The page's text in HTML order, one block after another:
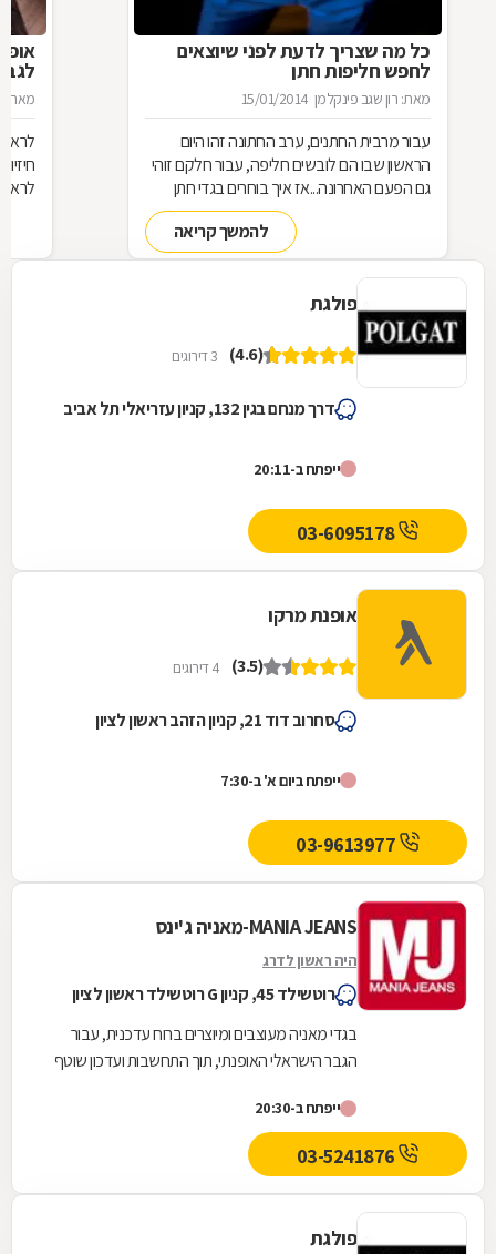
כל מה שצריך לדעת לפני שיוצאים
לחפש חליפות חתן
מאת: רון שגב פינקלמן 15/01/2014
עבור מרבית החתנים, ערב החתונה זהו היום
הראשון שבו הם לובשים חליפה, עבור חלקם זוהי
גם הפעם האחרונה...אז איך בוחרים בגדי חתן
ומהם הדגשים לרכישת חליפה לחתן? כל הפרטים
להמשך קריאה
מאת:
פולגת
(4.6) 3 דירוגים
דרך מנחם בגין 132, קניון עזריאלי תל אביב
ייפתח ב-20:11
03-6095178
אופנת מרקו
(3.5) 4 דירוגים
סחרוב דוד 21, קניון הזהב ראשון לציון
ייפתח ביום א' ב-7:30
MANIA JEANS-מאניה ג'ינס
היה ראשון לדרג
רוטשילד 45, קניון G רוטשילד ראשון לציון
בגדי מאניה מעוצבים ומיוצרים ברוח עדכנית, עבור
הגבר הישראלי האופנתי, תוך התחשבות ועדכון שוטף
אותה...
ייפתח ב-20:30
03-5241876
פולגת